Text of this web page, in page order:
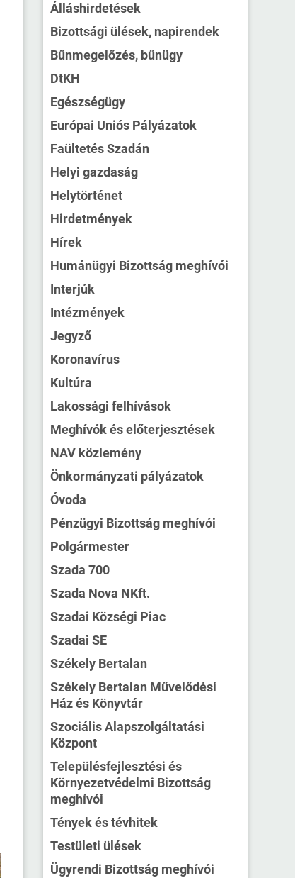
Álláshirdetések
Bizottsági ülések, napirendek
Bűnmegelőzés, bűnügy
DtKH
Egészségügy
Európai Uniós Pályázatok
Faültetés Szadán
Helyi gazdaság
Helytörténet
Hirdetmények
Hírek
Humánügyi Bizottság meghívói
Interjúk
Intézmények
Jegyző
Koronavírus
Kultúra
Lakossági felhívások
Meghívók és előterjesztések
NAV közlemény
Önkormányzati pályázatok
Óvoda
Pénzügyi Bizottság meghívói
Polgármester
Szada 700
Szada Nova NKft.
Szadai Községi Piac
Szadai SE
Székely Bertalan
Székely Bertalan Művelődési
Ház és Könyvtár
Szociális Alapszolgáltatási
Központ
Településfejlesztési és
Környezetvédelmi Bizottság
meghívói
Tények és tévhitek
Testületi ülések
Ügyrendi Bizottság meghívói